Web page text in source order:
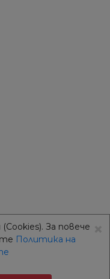
За повече
Политика на